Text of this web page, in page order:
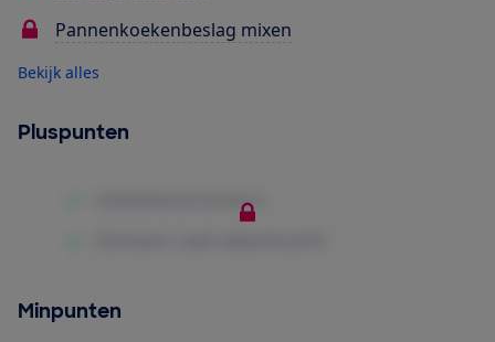
Pannenkoekenbeslag mixen
Bekijk alles
Pluspunten
Minpunten